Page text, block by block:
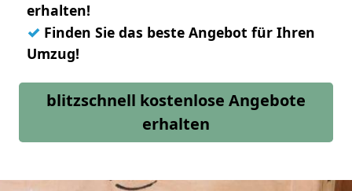
erhalten!
✓ Finden Sie das beste Angebot für Ihren
Umzug!
blitzschnell kostenlose Angebote
erhalten